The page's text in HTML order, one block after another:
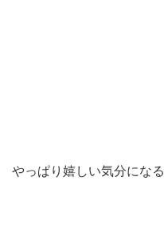
やっぱり嬉しい気分になる